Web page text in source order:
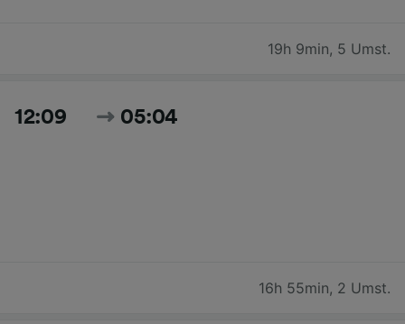
19h 9min, 5 Umst.
12:09 05:04
16h 55min, 2 Umst.